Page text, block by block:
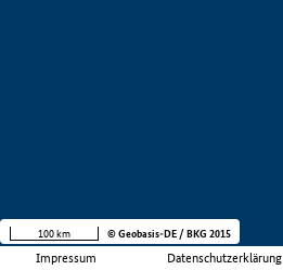
Impressum Datenschutzerklärung
100 km © Geobasis-DE / BKG 2015